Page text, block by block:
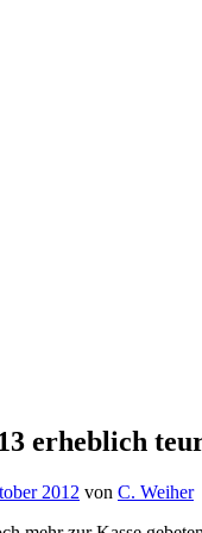
erheblich
2012 von C. Weiher